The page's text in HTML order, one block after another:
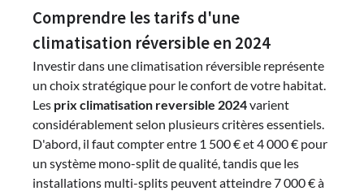
Comprendre les tarifs d'une
climatisation réversible en 2024
Investir dans une climatisation réversible représente
un choix stratégique pour le confort de votre habitat.
Les prix climatisation reversible 2024varient
considérablement selon plusieurs critères essentiels.
D'abord, il faut compter entre 1 500 € et 4 000 € pour
un système mono-split de qualité, tandis que les
installations multi-splits peuvent atteindre 7 000 € à